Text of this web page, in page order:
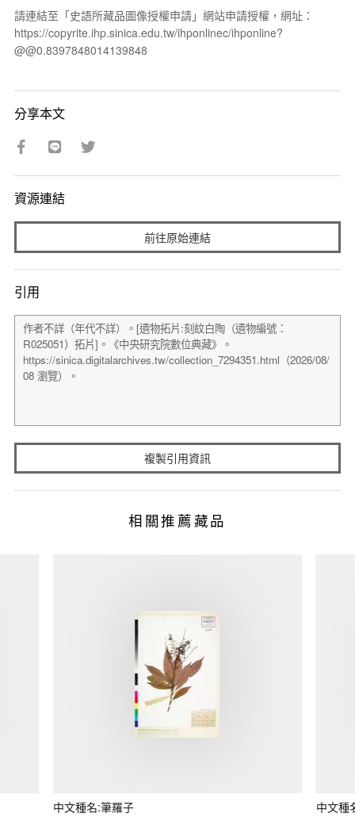
請連結至「史語所藏品圖像授權申請」網站申請授權，網址：
https://copyrite.ihp.sinica.edu.tw/ihponlinec/ihponline?
@@0.8397848014139848
分享本文
資源連結
前往原始連結
引用
複製引用資訊
相關推薦藏品
中文種名:筆羅子 中文種